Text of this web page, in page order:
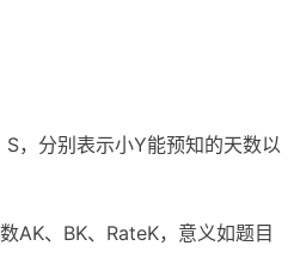
，分别表示小Y能预知的天数以
AK、BK、RateK，意义如题目